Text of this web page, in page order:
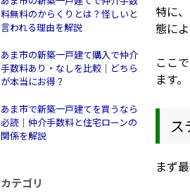
料無料のからくりとは？怪しいと
言われる理由を解説
あま市の新築一戸建て購入で仲介
手数料あり・なしを比較｜どちら
が本当にお得？
あま市で新築一戸建てを買うなら
必読｜仲介手数料と住宅ローンの
関係を解説
カテゴリ
特に
態に
ここ
ます。
ス
まず